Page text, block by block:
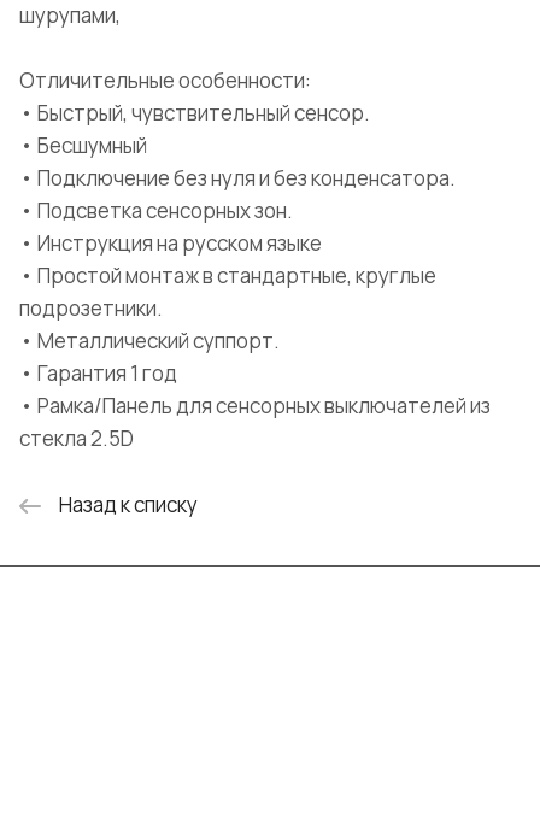
шурупами,
Отличительные особенности:
• Быстрый, чувствительный сенсор.
• Бесшумный
• Подключение без нуля и без конденсатора.
• Подсветка сенсорных зон.
• Инструкция на русском языке
• Простой монтаж в стандартные, круглые
подрозетники.
• Металлический суппорт.
• Гарантия 1 год
• Рамка/Панель для сенсорных выключателей из
стекла 2.5D
Назад к списку